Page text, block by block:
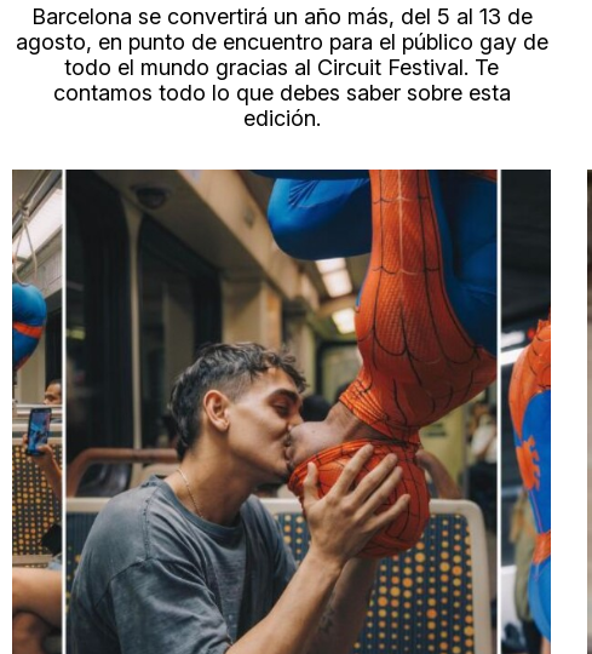
Barcelona se convertirá un año más, del 5 al 13 de
agosto, en punto de encuentro para el público gay de
todo el mundo gracias al Circuit Festival. Te
contamos todo lo que debes saber sobre esta
edición.